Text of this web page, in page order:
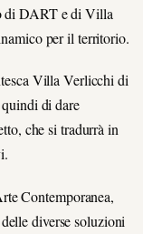
di DART e di Villa
per il territorio.
Villa Verlicchi di
di dare
che si tradurrà in
Contemporanea,
diverse soluzioni